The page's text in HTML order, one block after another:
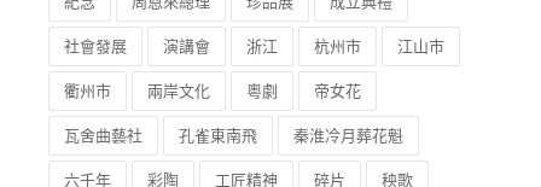
社會發展 演講會 浙江 杭州市 江山市
衢州市 兩岸文化 粵劇 帝女花
瓦舍曲藝社 孔雀東南飛 秦淮冷月葬花魁
六千年 彩陶 工匠精神 碎片 秧歌